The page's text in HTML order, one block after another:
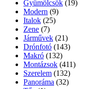
Gyümölcsök (19)
Modern (9)
Italok (25)
Zene (7)
Járművek (21)
Drónfotó (143)
Makró (132)
Montázsok (411)
Szerelem (132)
Panoráma (32)